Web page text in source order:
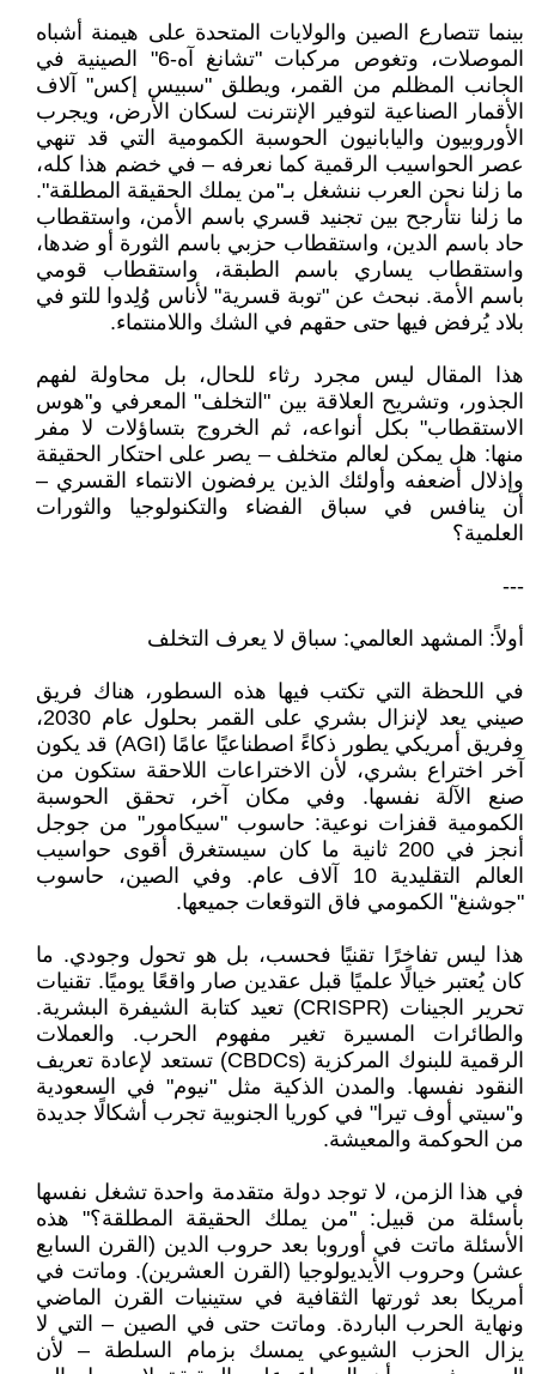
بينما تتصارع الصين والولايات المتحدة على هيمنة أشباه
الموصلات، وتغوص مركبات "تشانغ آه-6" الصينية في
الجانب المظلم من القمر، ويطلق "سبيس إكس" آلاف
الأقمار الصناعية لتوفير الإنترنت لسكان الأرض، ويجرب
الأوروبيون واليابانيون الحوسبة الكمومية التي قد تنهي
عصر الحواسيب الرقمية كما نعرفه – في خضم هذا كله،
ما زلنا نحن العرب ننشغل بـ"من يملك الحقيقة المطلقة".
ما زلنا نتأرجح بين تجنيد قسري باسم الأمن، واستقطاب
حاد باسم الدين، واستقطاب حزبي باسم الثورة أو ضدها،
واستقطاب يساري باسم الطبقة، واستقطاب قومي
باسم الأمة. نبحث عن "توبة قسرية" لأناس وُلِدوا للتو في
بلاد يُرفض فيها حتى حقهم في الشك واللامنتماء.
هذا المقال ليس مجرد رثاء للحال، بل محاولة لفهم
الجذور، وتشريح العلاقة بين "التخلف" المعرفي و"هوس
الاستقطاب" بكل أنواعه، ثم الخروج بتساؤلات لا مفر
منها: هل يمكن لعالم متخلف – يصر على احتكار الحقيقة
وإذلال أضعفه وأولئك الذين يرفضون الانتماء القسري –
أن ينافس في سباق الفضاء والتكنولوجيا والثورات
العلمية؟
---
أولاً: المشهد العالمي: سباق لا يعرف التخلف
في اللحظة التي تكتب فيها هذه السطور، هناك فريق
صيني يعد لإنزال بشري على القمر بحلول عام 2030،
وفريق أمريكي يطور ذكاءً اصطناعيًا عامًا (AGI) قد يكون
آخر اختراع بشري، لأن الاختراعات اللاحقة ستكون من
صنع الآلة نفسها. وفي مكان آخر، تحقق الحوسبة
الكمومية قفزات نوعية: حاسوب "سيكامور" من جوجل
أنجز في 200 ثانية ما كان سيستغرق أقوى حواسيب
العالم التقليدية 10 آلاف عام. وفي الصين، حاسوب
"جوشنغ" الكمومي فاق التوقعات جميعها.
هذا ليس تفاخرًا تقنيًا فحسب، بل هو تحول وجودي. ما
كان يُعتبر خيالًا علميًا قبل عقدين صار واقعًا يوميًا. تقنيات
تحرير الجينات (CRISPR) تعيد كتابة الشيفرة البشرية.
والطائرات المسيرة تغير مفهوم الحرب. والعملات
الرقمية للبنوك المركزية (CBDCs) تستعد لإعادة تعريف
النقود نفسها. والمدن الذكية مثل "نيوم" في السعودية
و"سيتي أوف تيرا" في كوريا الجنوبية تجرب أشكالًا جديدة
من الحوكمة والمعيشة.
في هذا الزمن، لا توجد دولة متقدمة واحدة تشغل نفسها
بأسئلة من قبيل: "من يملك الحقيقة المطلقة؟" هذه
الأسئلة ماتت في أوروبا بعد حروب الدين (القرن السابع
عشر) وحروب الأيديولوجيا (القرن العشرين). وماتت في
أمريكا بعد ثورتها الثقافية في ستينيات القرن الماضي
ونهاية الحرب الباردة. وماتت حتى في الصين – التي لا
يزال الحزب الشيوعي يمسك بزمام السلطة – لأن